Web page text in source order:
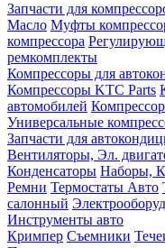
Запчасти для
Масло Муфты
компрессора
ремкомплекты
Компрессоры для
Компрессоры KTC Parts
автомобилей
Универсальные
Запчасти для
Вентиляторы, Эл.
Конденсаторы Наборы,
Ремни Термостаты Авто
салонный
Инструменты авто
Кримпер Съемники